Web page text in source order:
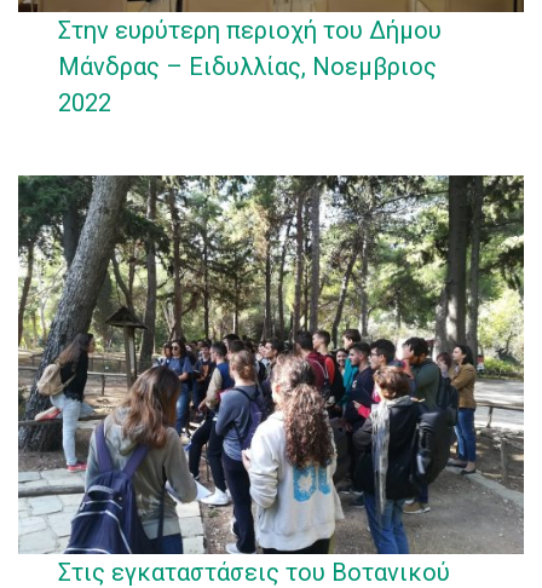
Στην ευρύτερη περιοχή του Δήμου
Μάνδρας – Ειδυλλίας, Νοεμβριος
2022
Στις εγκαταστάσεις του Βοτανικού